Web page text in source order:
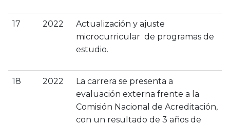
17 2022
Actualización y ajuste
microcurricular de programas de
estudio.
18 2022
La carrera se presenta a
evaluación externa frente a la
Comisión Nacional de Acreditación,
con un resultado de 3 años de